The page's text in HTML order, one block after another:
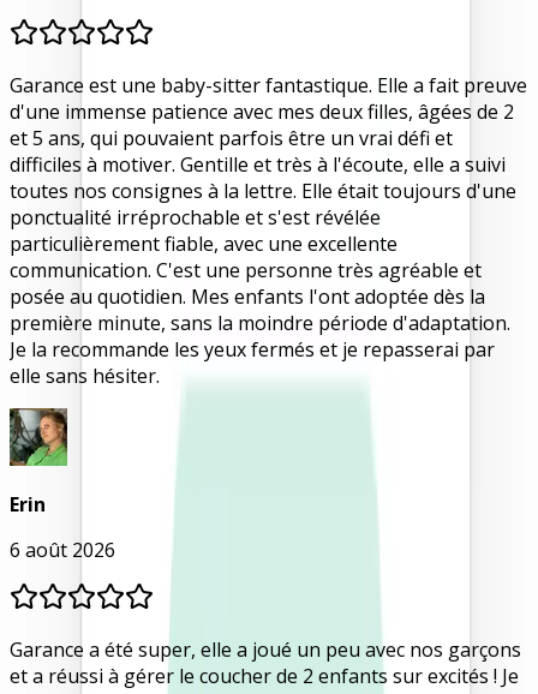
Garance est une baby-sitter fantastique. Elle a fait preuve
d'une immense patience avec mes deux filles, âgées de 2
et 5 ans, qui pouvaient parfois être un vrai défi et
difficiles à motiver. Gentille et très à l'écoute, elle a suivi
toutes nos consignes à la lettre. Elle était toujours d'une
ponctualité irréprochable et s'est révélée
particulièrement fiable, avec une excellente
communication. C'est une personne très agréable et
posée au quotidien. Mes enfants l'ont adoptée dès la
première minute, sans la moindre période d'adaptation.
Je la recommande les yeux fermés et je repasserai par
elle sans hésiter.
Erin
6 août 2026
Garance a été super, elle a joué un peu avec nos garçons
et a réussi à gérer le coucher de 2 enfants sur excités ! Je